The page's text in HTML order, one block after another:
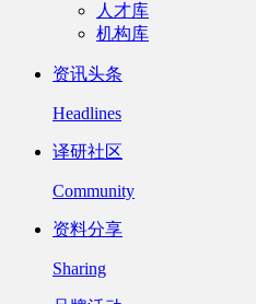
人才库
机构库
资讯头条
Headlines
译研社区
Community
资料分享
Sharing